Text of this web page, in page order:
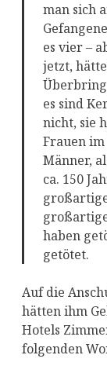
man sich
es vier –
jetzt,
es sind
nicht, sie
Frauen
Männer,
ca. 150
haben
getötet.
Auf die
hätten ihm
Hotels
folgenden